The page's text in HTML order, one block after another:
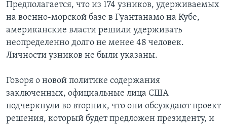
Предполагается, что из 174 узников, удерживаемых
на военно-морской базе в Гуантанамо на Кубе,
американские власти решили удерживать
неопределенно долго не менее 48 человек.
Личности узников не были указаны.
Говоря о новой политике содержания
заключенных, официальные лица США
подчеркнули во вторник, что они обсуждают проект
решения, который будет предложен президенту, и